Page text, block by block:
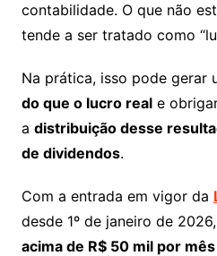
contabilidade. O que não
tende a ser tratado como
Na prática, isso pode gerar
do que o lucro reale
a distribuição desse
de dividendos.
Com a entrada em vigor da
desde 1º de janeiro de
acima de R$ 50 mil por